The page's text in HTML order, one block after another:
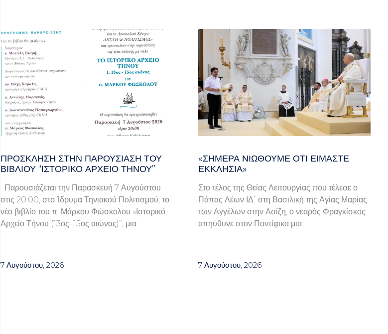
ΠΡΌΣΚΛΗΣΗ ΣΤΗΝ ΠΑΡΟΥΣΊΑΣΗ ΤΟΥ
ΒΙΒΛΊΟΥ “ΙΣΤΟΡΙΚΌ ΑΡΧΕΊΟ ΤΉΝΟΥ”
Παρουσιάζεται την Παρασκευή 7 Αυγούστου
στις 20:00, στο Ίδρυμα Τηνιακού Πολιτισμού, το
νέο βιβλίο του π. Μάρκου Φώσκολου «Ιστορικό
Αρχείο Τήνου (13ος–15ος αιώνας)”, μια
7 Αυγούστου, 2026
«ΣΉΜΕΡΑ ΝΙΏΘΟΥΜΕ ΌΤΙ ΕΊΜΑΣΤΕ
ΕΚΚΛΗΣΊΑ»
Στο τέλος της Θείας Λειτουργίας που τέλεσε ο
Πάπας Λέων ΙΔ΄ στη Βασιλική της Αγίας Μαρίας
των Αγγέλων στην Ασίζη, ο νεαρός Φραγκίσκος
απηύθυνε στον Ποντίφικα μια
7 Αυγούστου, 2026